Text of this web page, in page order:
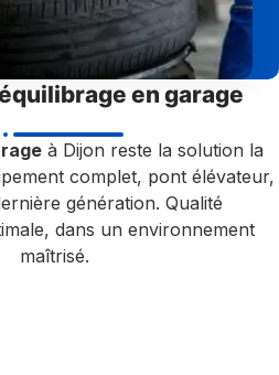
en garage
à Dijon reste la solution la
complet, pont élévateur,
génération. Qualité
dans un environnement
maîtrisé.